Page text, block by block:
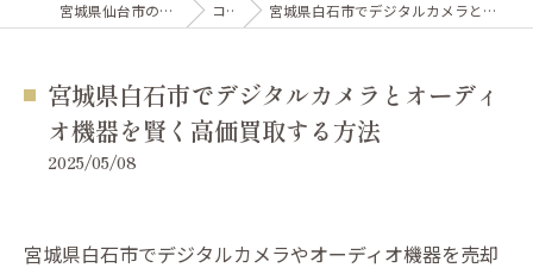
宮城県仙台市の出張買取なら鑑定堂 コラム 宮城県白石市でデジタルカメラとオーディオ機器を賢く高価買取する方法
宮城県白石市でデジタルカメラとオーディ
オ機器を賢く高価買取する方法
2025/05/08
宮城県白石市でデジタルカメラやオーディオ機器を売却